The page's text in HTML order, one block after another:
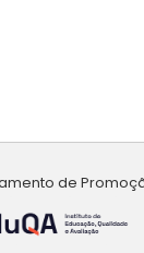
de Promoção